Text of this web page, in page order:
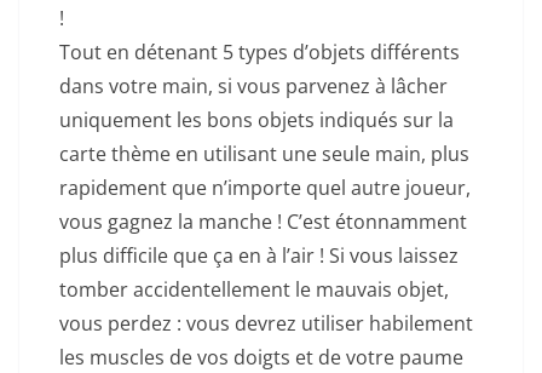
!
Tout en détenant 5 types d’objets différents
dans votre main, si vous parvenez à lâcher
uniquement les bons objets indiqués sur la
carte thème en utilisant une seule main, plus
rapidement que n’importe quel autre joueur,
vous gagnez la manche ! C’est étonnamment
plus difficile que ça en à l’air ! Si vous laissez
tomber accidentellement le mauvais objet,
vous perdez : vous devrez utiliser habilement
les muscles de vos doigts et de votre paume